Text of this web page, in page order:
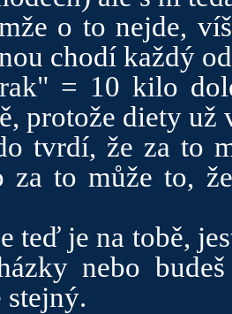
o to nejde,
chodí každý
= 10 kilo
protože diety už
tvrdí, že za to
za to může to,
teď je na tobě,
nebo
stejný.